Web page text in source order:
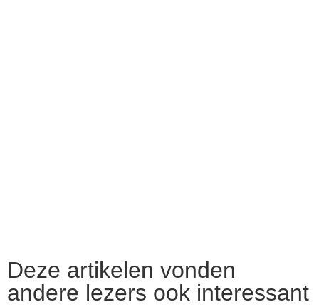
Deze artikelen vonden
andere lezers ook interessant